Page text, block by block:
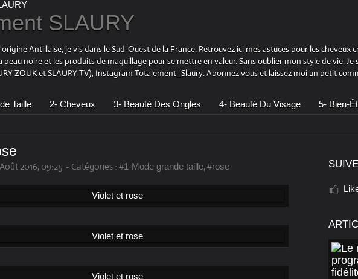
SLAURY
Antillaise, je vis dans le Sud-Ouest de la France. Retrouvez ici mes astuces pour les cheveux
peau noire et les produits de maquillage pour se mettre en valeur. Sans oublier mon style de vie. Je
ZOUK et SLAURY TV), Instagram Totalement_Slaury. Abonnez vous et laissez moi un petit
Taille 2- Cheveux 3- Beauté Des Ongles 4- Beauté Du Visage
5- Bien-
2016, 09:25 - Catégories : #1-Mode grande taille, #rose